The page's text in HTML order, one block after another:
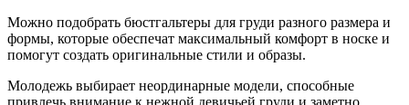
Можно подобрать бюстгальтеры для груди разного размера и
формы, которые обеспечат максимальный комфорт в носке и
помогут создать оригинальные стили и образы.
Молодежь выбирает неординарные модели, способные
привлечь внимание к нежной девичьей груди и заметно